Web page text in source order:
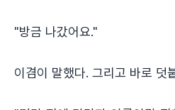
"방금 나갔어요."
이겸이 말했다. 그리고 바로 덧